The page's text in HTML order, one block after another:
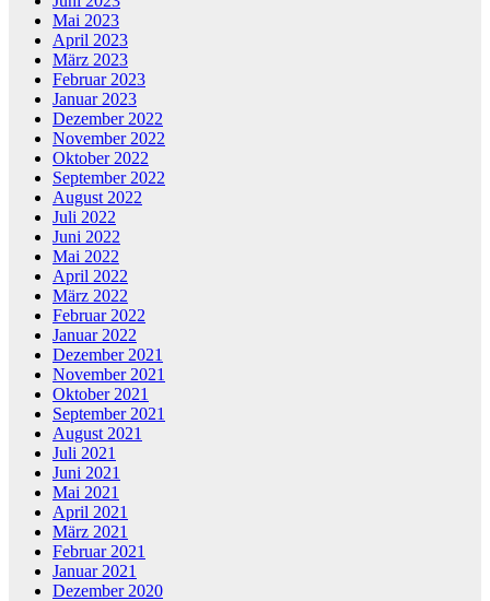
Mai 2023
April 2023
März 2023
Februar 2023
Januar 2023
Dezember 2022
November 2022
Oktober 2022
September 2022
August 2022
Juli 2022
Juni 2022
Mai 2022
April 2022
März 2022
Februar 2022
Januar 2022
Dezember 2021
November 2021
Oktober 2021
September 2021
August 2021
Juli 2021
Juni 2021
Mai 2021
April 2021
März 2021
Februar 2021
Januar 2021
Dezember 2020